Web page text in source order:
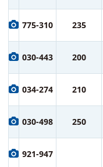
775-310 235
030-443 200
034-274 210
030-498 250
921-947